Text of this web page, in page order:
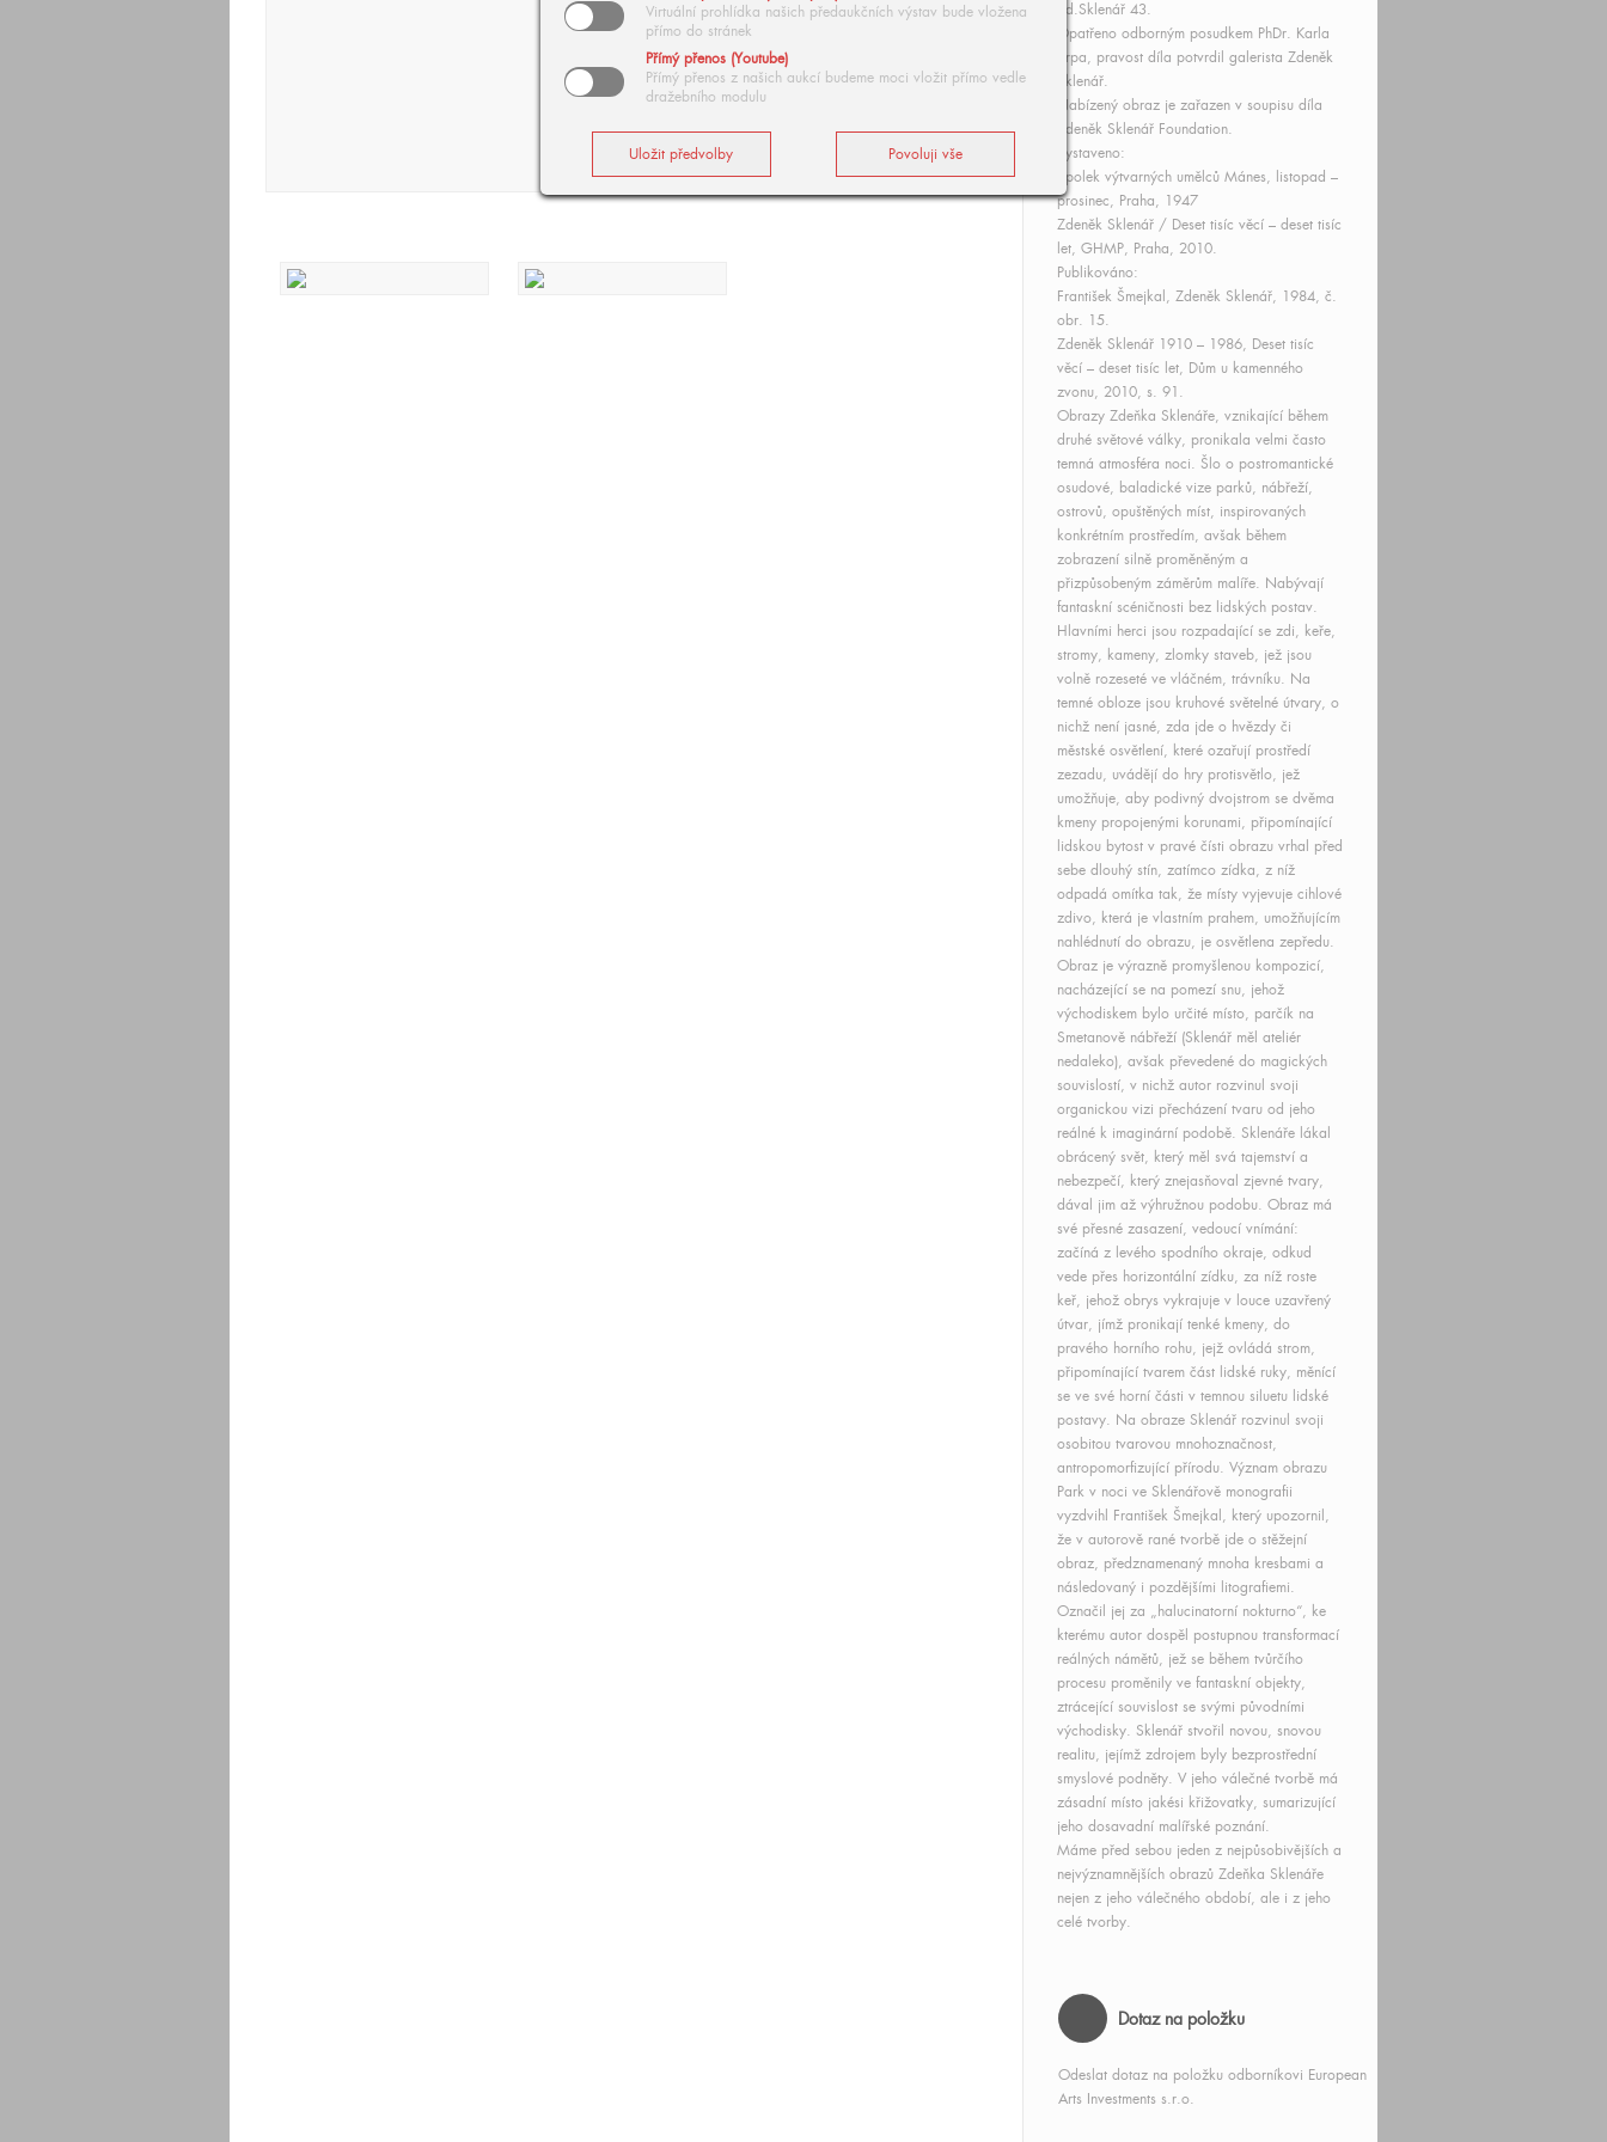
Virtuální prohlídka našich předaukčních výstav bude vložena
přímo do stránek
Přímý přenos (Youtube)
Přímý přenos z našich aukcí budeme moci vložit přímo vedle
dražebního modulu
Zd.Sklenář 43.
Opatřeno odborným posudkem PhDr. Karla
Srpa, pravost díla potvrdil galerista Zdeněk
Sklenář.
Nabízený obraz je zařazen v soupisu díla
Zdeněk Sklenář Foundation.
Vystaveno:
Spolek výtvarných umělců Mánes, listopad –
prosinec, Praha, 1947
Zdeněk Sklenář / Deset tisíc věcí – deset tisíc
let, GHMP, Praha, 2010.
Publikováno:
František Šmejkal, Zdeněk Sklenář, 1984, č.
obr. 15.
Zdeněk Sklenář 1910 – 1986, Deset tisíc
věcí – deset tisíc let, Dům u kamenného
zvonu, 2010, s. 91.
Obrazy Zdeňka Sklenáře, vznikající během
druhé světové války, pronikala velmi často
temná atmosféra noci. Šlo o postromantické
osudové, baladické vize parků, nábřeží,
ostrovů, opuštěných míst, inspirovaných
konkrétním prostředím, avšak během
zobrazení silně proměněným a
přizpůsobeným záměrům malíře. Nabývají
fantaskní scéničnosti bez lidských postav.
Hlavními herci jsou rozpadající se zdi, keře,
stromy, kameny, zlomky staveb, jež jsou
volně rozeseté ve vláčném, trávníku. Na
temné obloze jsou kruhové světelné útvary, o
nichž není jasné, zda jde o hvězdy či
městské osvětlení, které ozařují prostředí
zezadu, uvádějí do hry protisvětlo, jež
umožňuje, aby podivný dvojstrom se dvěma
kmeny propojenými korunami, připomínající
lidskou bytost v pravé čísti obrazu vrhal před
sebe dlouhý stín, zatímco zídka, z níž
odpadá omítka tak, že místy vyjevuje cihlové
zdivo, která je vlastním prahem, umožňujícím
nahlédnutí do obrazu, je osvětlena zepředu.
Obraz je výrazně promyšlenou kompozicí,
nacházející se na pomezí snu, jehož
východiskem bylo určité místo, parčík na
Smetanově nábřeží (Sklenář měl ateliér
nedaleko), avšak převedené do magických
souvislostí, v nichž autor rozvinul svoji
organickou vizi přecházení tvaru od jeho
reálné k imaginární podobě. Sklenáře lákal
obrácený svět, který měl svá tajemství a
nebezpečí, který znejasňoval zjevné tvary,
dával jim až výhružnou podobu. Obraz má
své přesné zasazení, vedoucí vnímání:
začíná z levého spodního okraje, odkud
vede přes horizontální zídku, za níž roste
keř, jehož obrys vykrajuje v louce uzavřený
útvar, jímž pronikají tenké kmeny, do
pravého horního rohu, jejž ovládá strom,
připomínající tvarem část lidské ruky, měnící
se ve své horní části v temnou siluetu lidské
postavy. Na obraze Sklenář rozvinul svoji
osobitou tvarovou mnohoznačnost,
antropomorfizující přírodu. Význam obrazu
Park v noci ve Sklenářově monografii
vyzdvihl František Šmejkal, který upozornil,
že v autorově rané tvorbě jde o stěžejní
obraz, předznamenaný mnoha kresbami a
následovaný i pozdějšími litografiemi.
Označil jej za „halucinatorní nokturno“, ke
kterému autor dospěl postupnou transformací
reálných námětů, jež se během tvůrčího
procesu proměnily ve fantaskní objekty,
ztrácející souvislost se svými původními
východisky. Sklenář stvořil novou, snovou
realitu, jejímž zdrojem byly bezprostřední
smyslové podněty. V jeho válečné tvorbě má
zásadní místo jakési křižovatky, sumarizující
jeho dosavadní malířské poznání.
Máme před sebou jeden z nejpůsobivějších a
nejvýznamnějších obrazů Zdeňka Sklenáře
nejen z jeho válečného období, ale i z jeho
celé tvorby.
Dotaz na položku
Odeslat dotaz na položku odborníkovi European
Arts Investments s.r.o.